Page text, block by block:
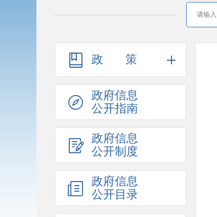
政策
政府信息
公开指南
政府信息
公开制度
政府信息
公开目录